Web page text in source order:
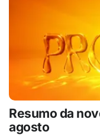
Resumo da
agosto